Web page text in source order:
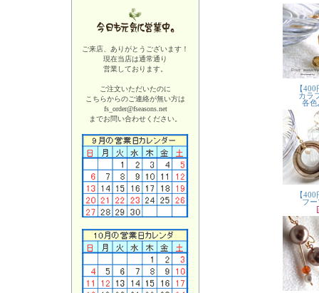
ご来店、ありがとうございます！
現在当店は通常通り
営業しております。
ご注文いただいたのに
こちらからのご連絡が無い方は
fs_order@fseasons.net
までお問い合わせください。